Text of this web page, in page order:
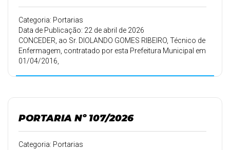
Categoria: Portarias
Data de Publicação: 22 de abril de 2026
CONCEDER, ao Sr. DIOLANDO GOMES RIBEIRO, Técnico de
Enfermagem, contratado por esta Prefeitura Municipal em
01/04/2016,
PORTARIA Nº 107/2026
Categoria: Portarias